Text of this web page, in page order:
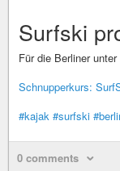
Surfski
Für die Berliner
Schnupperkurs:
#kajak #surfski
0 comments